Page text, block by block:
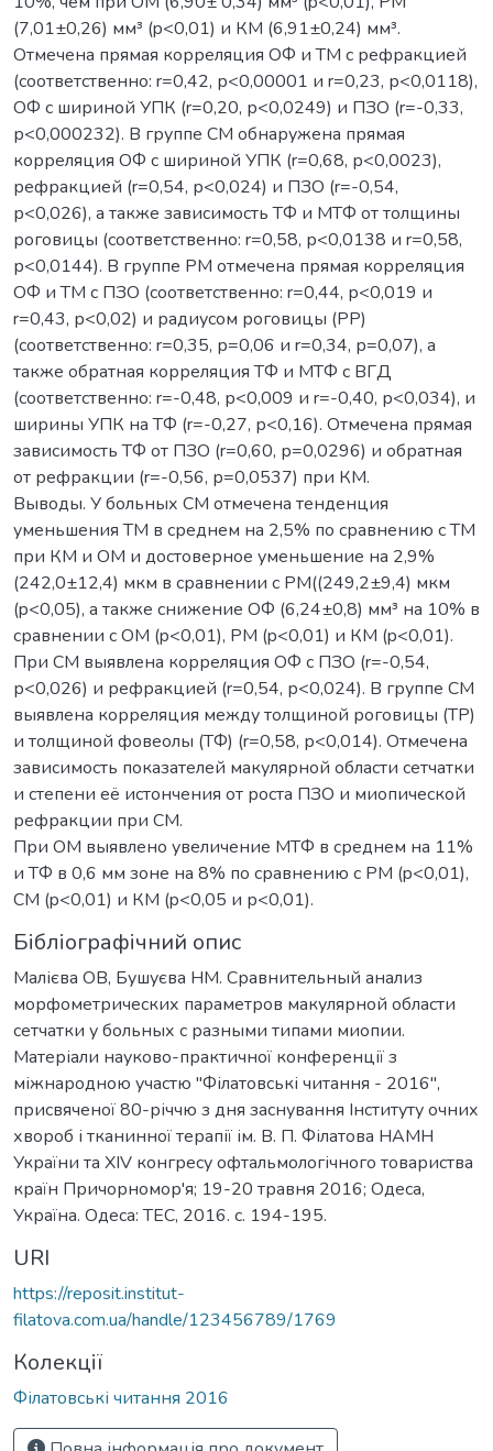
(7,01±0,26) мм³ (p<0,01) и КМ (6,91±0,24) мм³.
Отмечена прямая корреляция ОФ и ТМ с рефракцией
(соответственно: r=0,42, р<0,00001 и r=0,23, р<0,0118),
ОФ с шириной УПК (r=0,20, р<0,0249) и ПЗО (r=-0,33,
р<0,000232). В группе СМ обнаружена прямая
корреляция ОФ с шириной УПК (r=0,68, р<0,0023),
рефракцией (r=0,54, р<0,024) и ПЗО (r=-0,54,
р<0,026), а также зависимость ТФ и МТФ от толщины
роговицы (соответственно: r=0,58, р<0,0138 и r=0,58,
р<0,0144). В группе PМ отмечена прямая корреляция
ОФ и ТМ с ПЗО (соответственно: r=0,44, р<0,019 и
r=0,43, р<0,02) и радиусом роговицы (РР)
(соответственно: r=0,35, р=0,06 и r=0,34, р=0,07), а
также обратная корреляция ТФ и МТФ с ВГД
(соответственно: r=-0,48, р<0,009 и r=-0,40, р<0,034), и
ширины УПК на ТФ (r=-0,27, р<0,16). Отмечена прямая
зависимость ТФ от ПЗО (r=0,60, р=0,0296) и обратная
от рефракции (r=-0,56, р=0,0537) при КМ.
Выводы. У больных СМ отмечена тенденция
уменьшения ТМ в среднем на 2,5% по сравнению с ТМ
при КМ и ОМ и достоверное уменьшение на 2,9%
(242,0±12,4) мкм в сравнении с РМ((249,2±9,4) мкм
(p<0,05), а также снижение ОФ (6,24±0,8) мм³ на 10% в
сравнении с ОМ (p<0,01), РМ (p<0,01) и КМ (p<0,01).
При СМ выявлена корреляция ОФ с ПЗО (r=-0,54,
р<0,026) и рефракцией (r=0,54, р<0,024). В группе СМ
выявлена корреляция между толщиной роговицы (ТР)
и толщиной фовеолы (ТФ) (r=0,58, р<0,014). Отмечена
зависимость показателей макулярной области сетчатки
и степени её истончения от роста ПЗО и миопической
рефракции при СМ.
При ОМ выявлено увеличение МТФ в среднем на 11%
и ТФ в 0,6 мм зоне на 8% по сравнению с РМ (p<0,01),
СМ (p<0,01) и КМ (p<0,05 и р<0,01).
Бібліографічний опис
Малієва ОВ, Бушуєва НМ. Сравнительный анализ
морфометрических параметров макулярной области
сетчатки у больных с разными типами миопии.
Матеріали науково-практичної конференції з
міжнародною участю "Філатовські читання - 2016",
присвяченої 80-річчю з дня заснування Інституту очних
хвороб і тканинної терапії ім. В. П. Філатова НАМН
України та XIV конгресу офтальмологічного товариства
країн Причорномор'я; 19-20 травня 2016; Одеса,
Україна. Одеса: ТЕС, 2016. с. 194-195.
URI
https://reposit.institut-
filatova.com.ua/handle/123456789/1769
Колекції
Філатовські читання 2016